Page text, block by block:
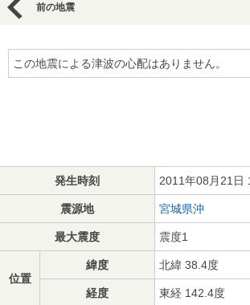
前の地震
この地震による津波の心配はありません。
発生時刻 2011年08月21日
震源地 宮城県沖
最大震度 震度1
位置
緯度 北緯 38.4度
経度 東経 142.4度